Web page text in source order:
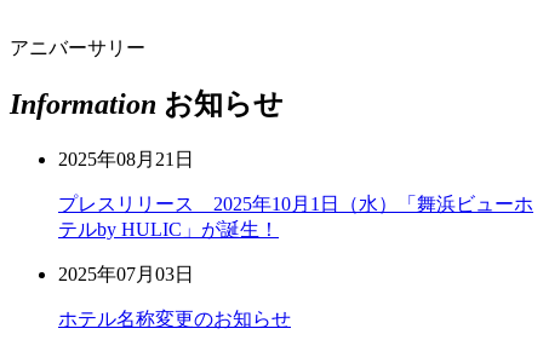
アニバーサリー
Information お知らせ
2025年08月21日
プレスリリース 2025年10月1日（水）「舞浜ビューホ
テルby HULIC」が誕生！
2025年07月03日
ホテル名称変更のお知らせ